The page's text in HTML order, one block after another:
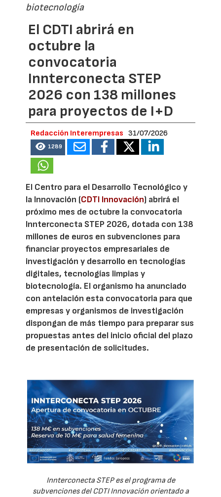
biotecnología
El CDTI abrirá en
octubre la
convocatoria
Innterconecta STEP
2026 con 138 millones
para proyectos de I+D
Redacción Interempresas 31/07/2026
1289
El Centro para el Desarrollo Tecnológico y
la Innovación (CDTI Innovación) abrirá el
próximo mes de octubre la convocatoria
Innterconecta STEP 2026, dotada con 138
millones de euros en subvenciones para
financiar proyectos empresariales de
investigación y desarrollo en tecnologías
digitales, tecnologías limpias y
biotecnología. El organismo ha anunciado
con antelación esta convocatoria para que
empresas y organismos de investigación
dispongan de más tiempo para preparar sus
propuestas antes del inicio oficial del plazo
de presentación de solicitudes.
Innterconecta STEP es el programa de
subvenciones del CDTI Innovación orientado a